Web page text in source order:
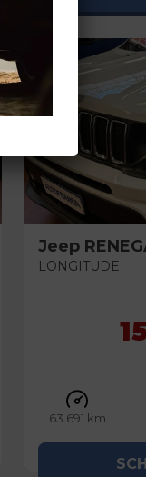
Jeep
LONGITUDE
63.691 km